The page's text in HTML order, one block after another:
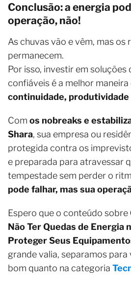
Conclusão: a energia
operação, não!
As chuvas vão e vêm, mas os
permanecem.
Por isso, investir em soluções
confiáveis é a melhor maneira
continuidade, produtividade
Com os nobreaks e
Shara, sua empresa ou
protegida contra os
e preparada para atravessar
tempestade sem perder o
pode falhar, mas sua
Espero que o conteúdo sobre
Não Ter Quedas de Energia
Proteger Seus
grande valia, separamos
bom quanto na categoria